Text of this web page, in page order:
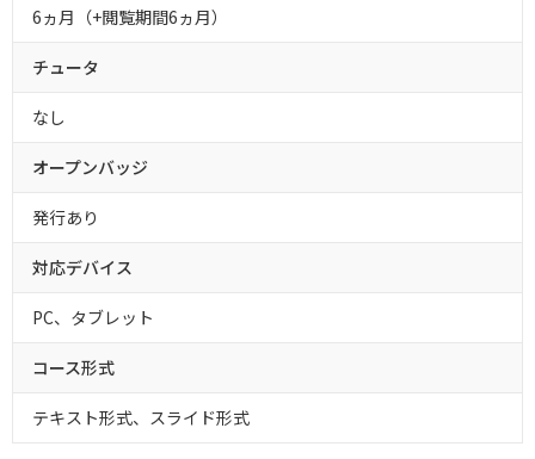
6ヵ月（+閲覧期間6ヵ月）
チュータ
なし
オープンバッジ
発行あり
対応デバイス
PC、タブレット
コース形式
テキスト形式、スライド形式